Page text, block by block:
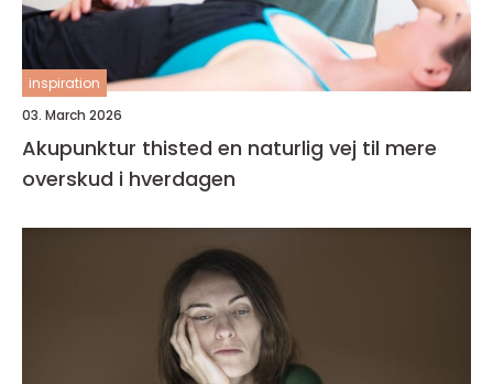
inspiration
03. March 2026
Akupunktur thisted en naturlig vej til mere
overskud i hverdagen